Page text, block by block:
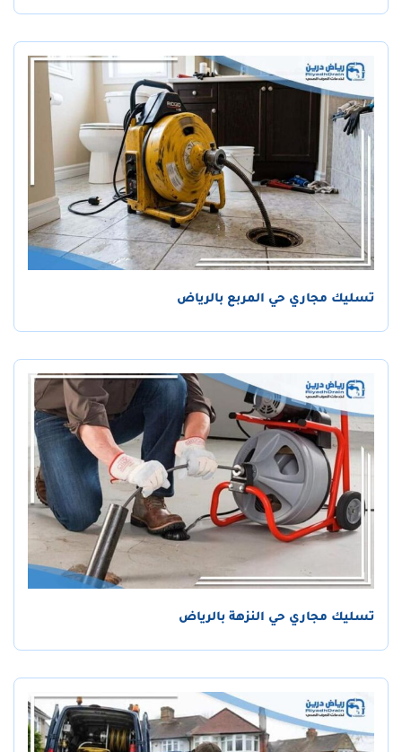
تسليك مجاري حي المربع بالرياض
تسليك مجاري حي النزهة بالرياض